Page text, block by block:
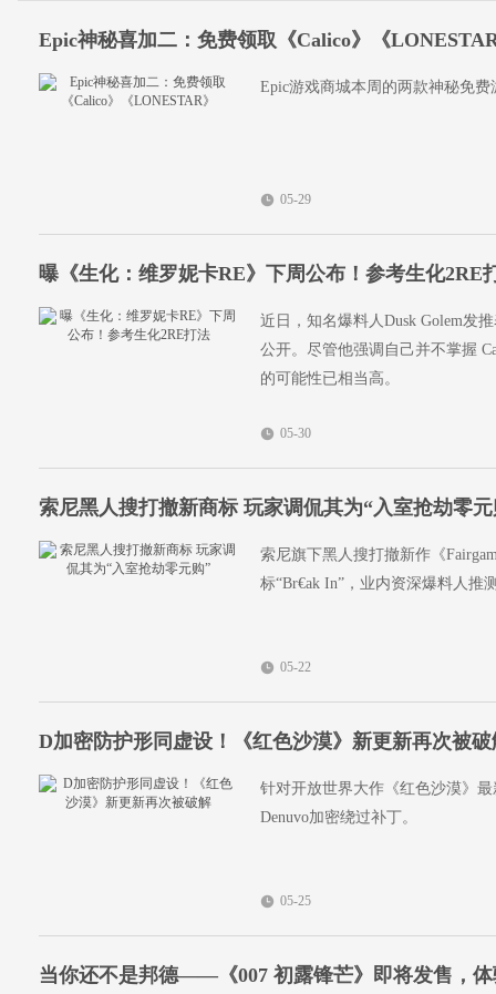
Epic神秘喜加二：免费领取《Calico》《
Epic游戏商城本周的两款神秘免
05-29
曝《生化：维罗妮卡RE》下周公布！参考生化2RE
近日，知名爆料人Dusk Golem​发
公开。尽管他强调自己并不掌握
的可能性已相当高。
05-30
索尼黑人搜打撤新商标 玩家调侃其为“入室抢劫零元
索尼旗下黑人搜打撤新作《
标“Br€ak In”，业内资深爆料人推
05-22
D加密防护形同虚设！《红色沙漠》新更新再次被破
针对开放世界大作《红色沙漠》
Denuvo加密绕过补丁。
05-25
当你还不是邦德——《007 初露锋芒》即将发售，